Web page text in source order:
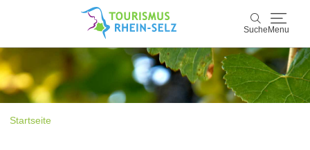
Suche Menu
Suche
Rhein-Selz
Startseite